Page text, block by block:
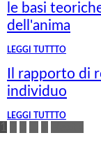
le basi
dell'anima
LEGGI TUTTTO
Il rapporto di
individuo
LEGGI TUTTTO
1